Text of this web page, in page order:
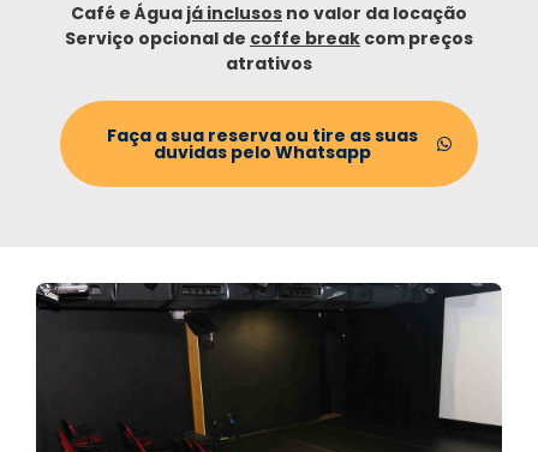
Café e Água já inclusos no valor da locação
Serviço opcional de coffe break com preços
atrativos
Faça a sua reserva ou tire as suas
duvidas pelo Whatsapp